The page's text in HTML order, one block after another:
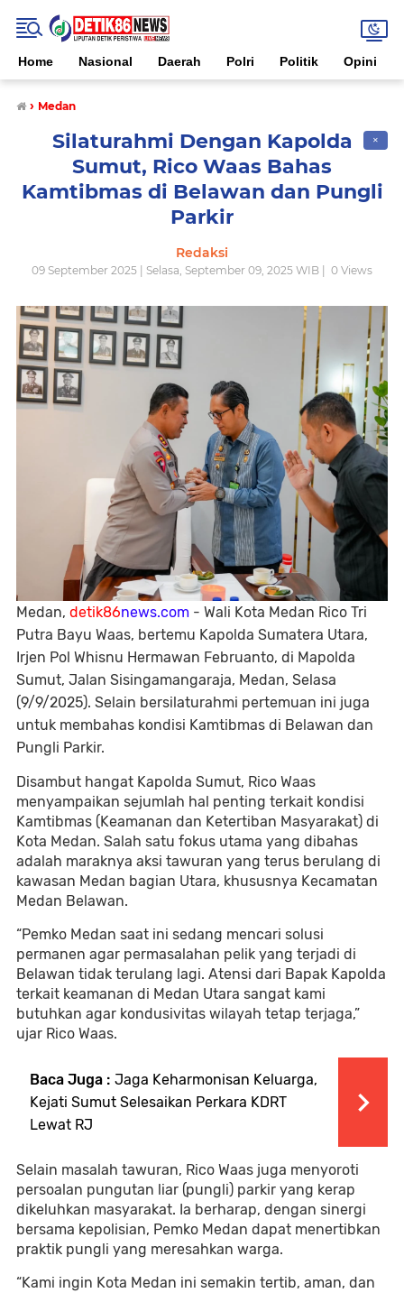
Home Nasional Daerah Polri Politik Opini
› Medan
✕
Silaturahmi Dengan Kapolda
Sumut, Rico Waas Bahas
Kamtibmas di Belawan dan Pungli
Parkir
Redaksi
09 September 2025 | Selasa, September 09, 2025 WIB | 0 Views
Medan, detik86news.com - Wali Kota Medan Rico Tri
Putra Bayu Waas, bertemu Kapolda Sumatera Utara,
Irjen Pol Whisnu Hermawan Februanto, di Mapolda
Sumut, Jalan Sisingamangaraja, Medan, Selasa
(9/9/2025). Selain bersilaturahmi pertemuan ini juga
untuk membahas kondisi Kamtibmas di Belawan dan
Pungli Parkir.
Disambut hangat Kapolda Sumut, Rico Waas
menyampaikan sejumlah hal penting terkait kondisi
Kamtibmas (Keamanan dan Ketertiban Masyarakat) di
Kota Medan. Salah satu fokus utama yang dibahas
adalah maraknya aksi tawuran yang terus berulang di
kawasan Medan bagian Utara, khususnya Kecamatan
Medan Belawan.
“Pemko Medan saat ini sedang mencari solusi
permanen agar permasalahan pelik yang terjadi di
Belawan tidak terulang lagi. Atensi dari Bapak Kapolda
terkait keamanan di Medan Utara sangat kami
butuhkan agar kondusivitas wilayah tetap terjaga,”
ujar Rico Waas.
Baca Juga : Jaga Keharmonisan Keluarga,
Kejati Sumut Selesaikan Perkara KDRT
Lewat RJ
Selain masalah tawuran, Rico Waas juga menyoroti
persoalan pungutan liar (pungli) parkir yang kerap
dikeluhkan masyarakat. Ia berharap, dengan sinergi
bersama kepolisian, Pemko Medan dapat menertibkan
praktik pungli yang meresahkan warga.
“Kami ingin Kota Medan ini semakin tertib, aman, dan